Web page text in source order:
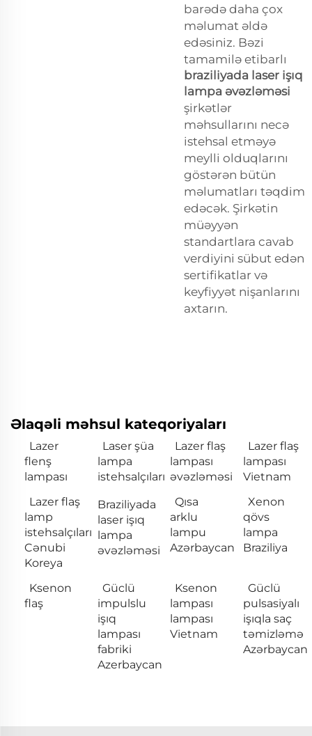
barədə daha çox
məlumat əldə
edəsiniz. Bəzi
tamamilə etibarlı
braziliyada laser işıq
lampa əvəzləməsi
şirkətlər
məhsullarını necə
istehsal etməyə
meylli olduqlarını
göstərən bütün
məlumatları təqdim
edəcək. Şirkətin
müəyyən
standartlara cavab
verdiyini sübut edən
sertifikatlar və
keyfiyyət nişanlarını
axtarın.
Əlaqəli məhsul kateqoriyaları
Lazer
flenş
lampası
Laser şüa
lampa
istehsalçıları
Lazer flaş
lampası
əvəzləməsi
Lazer flaş
lampası
Vietnam
Lazer flaş
lamp
istehsalçıları
Cənubi
Koreya
Braziliyada
laser işıq
lampa
əvəzləməsi
Qısa
arklu
lampu
Azərbaycan
Xenon
qövs
lampa
Braziliya
Ksenon
flaş
Güclü
impulslu
işıq
lampası
fabriki
Azerbaycan
Ksenon
lampası
lampası
Vietnam
Güclü
pulsasiyalı
işıqla saç
təmizləmə
Azərbaycan